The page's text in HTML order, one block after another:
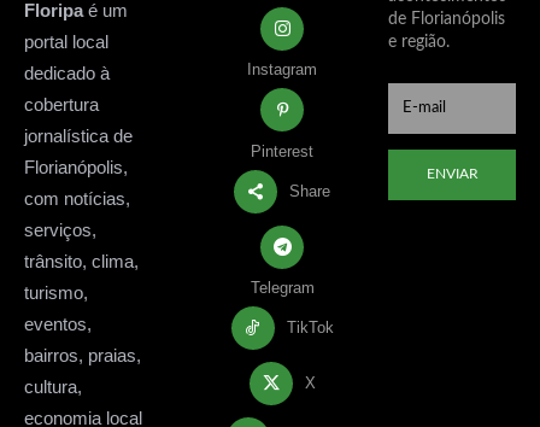
Floripaé um
portal local
dedicado à
cobertura
jornalística de
Florianópolis,
com notícias,
serviços,
trânsito, clima,
turismo,
eventos,
bairros, praias,
cultura,
economia local
Instagram
Pinterest
Share
Telegram
TikTok
X
de Florianópolis
e região.
ENVIAR